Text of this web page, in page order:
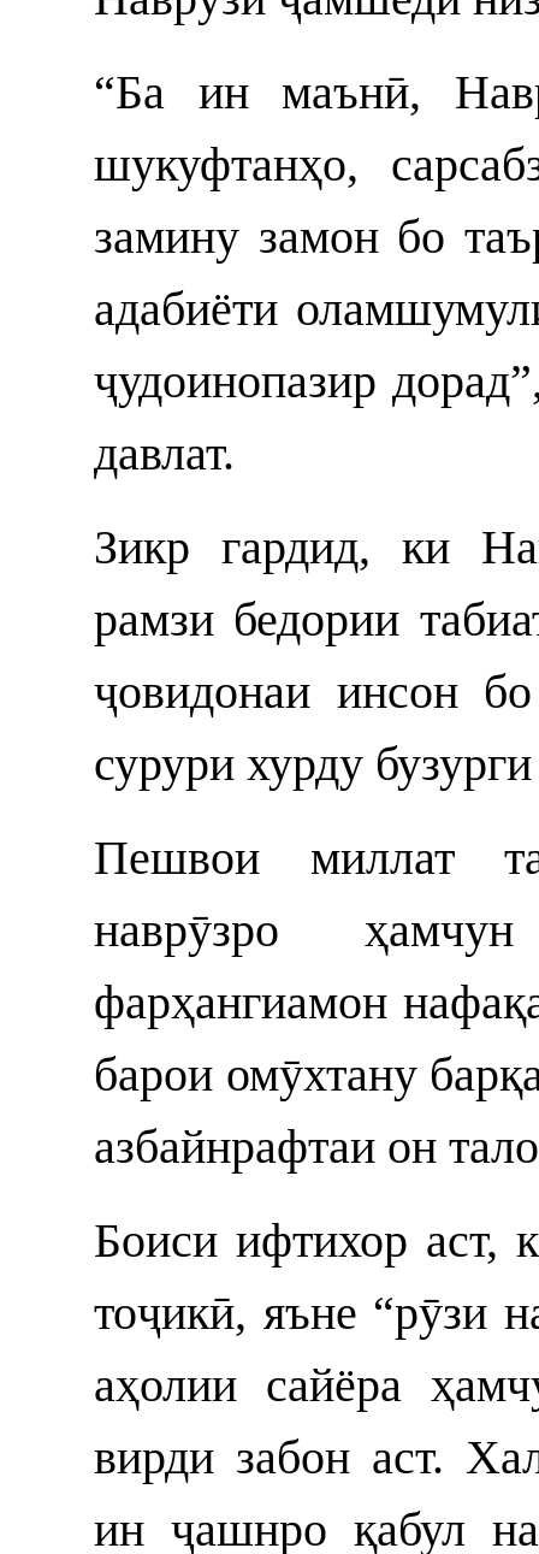
“Ба ин маънӣ,
шукуфтанҳо,
замину замон бо
адабиёти
ҷудоинопазир
давлат.
Зикр гардид, ки
рамзи бедории
ҷовидонаи инсон
сурури хурду
Пешвои миллат
наврӯзро
фарҳангиамон
барои омӯхтану
азбайнрафтаи он
Боиси ифтихор аст,
тоҷикӣ, яъне “рӯзи
аҳолии сайёра
вирди забон аст.
ин ҷашнро қабул